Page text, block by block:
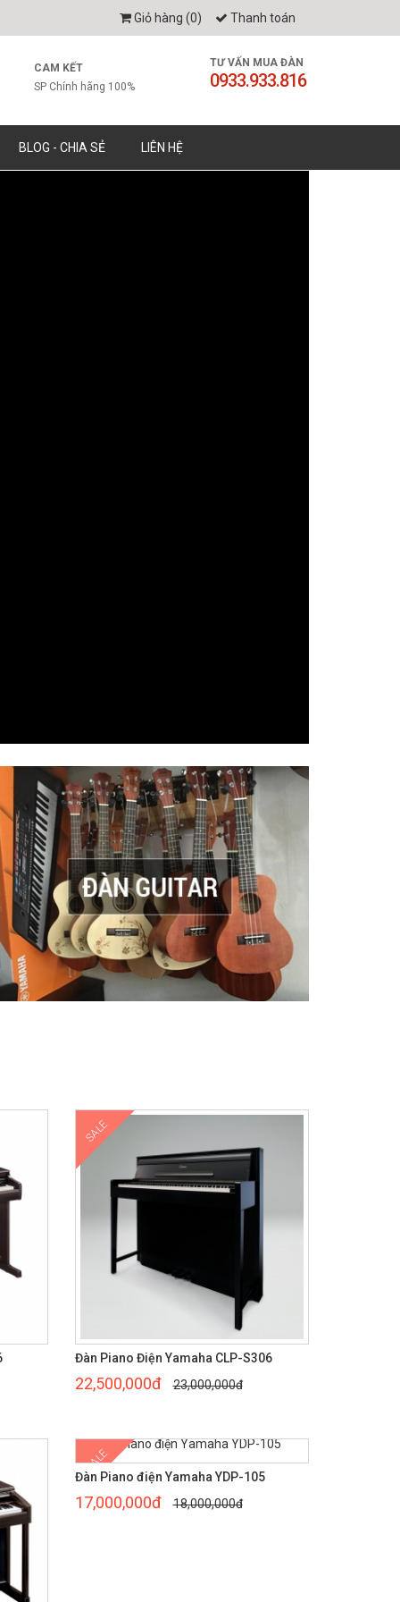
Thanh toán
Giỏ hàng (0)
CAM KẾT
SP Chính hãng 100%
TƯ VẤN MUA ĐÀN
0933.933.816
BLOG - CHIA SẺ LIÊN HỆ
SALE
Đàn Piano Điện Yamaha CLP-S306
22,500,000đ 23,000,000đ
SALE
Đàn Piano điện Yamaha YDP-105
17,000,000đ 18,000,000đ